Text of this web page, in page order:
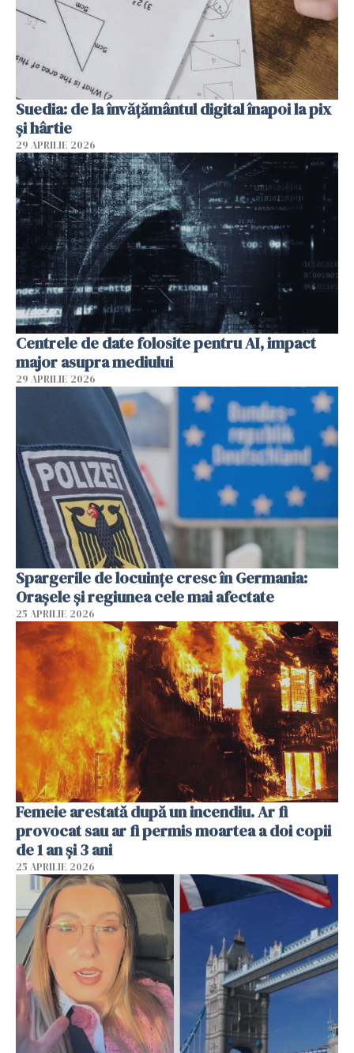
Suedia: de la învățământul digital înapoi la pix
și hârtie
29 APRILIE 2026
Centrele de date folosite pentru AI, impact
major asupra mediului
29 APRILIE 2026
Spargerile de locuințe cresc în Germania:
Orașele și regiunea cele mai afectate
25 APRILIE 2026
Femeie arestată după un incendiu. Ar fi
provocat sau ar fi permis moartea a doi copii
de 1 an și 3 ani
25 APRILIE 2026